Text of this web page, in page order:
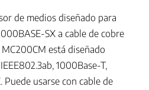
de medios diseñado para
SX a cable de cobre
está diseñado
1000Base-T,
Puede usarse con cable de